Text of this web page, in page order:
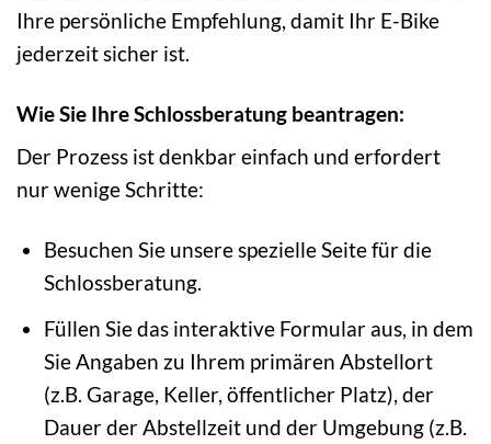
Ihre persönliche Empfehlung, damit Ihr E-Bike
jederzeit sicher ist.
Wie Sie Ihre Schlossberatung beantragen:
Der Prozess ist denkbar einfach und erfordert
nur wenige Schritte:
Besuchen Sie unsere spezielle Seite für die
Schlossberatung.
Füllen Sie das interaktive Formular aus, in dem
Sie Angaben zu Ihrem primären Abstellort
(z.B. Garage, Keller, öffentlicher Platz), der
Dauer der Abstellzeit und der Umgebung (z.B.